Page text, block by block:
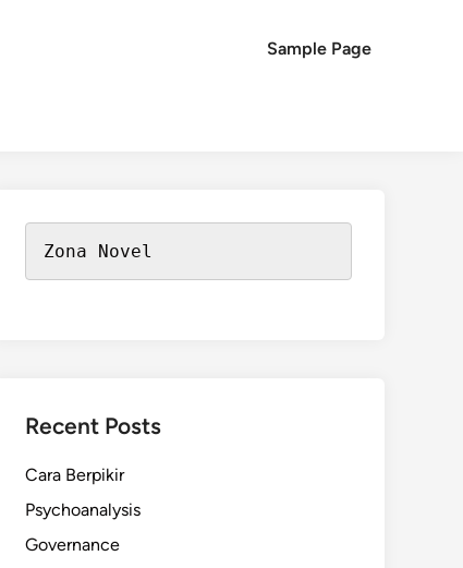
Sample Page
Zona Novel
Recent Posts
Cara Berpikir
Psychoanalysis
Governance